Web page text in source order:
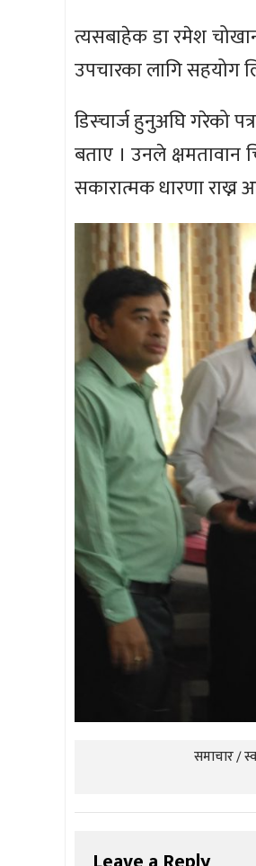
त्यसबाहेक डा रमेश
उपचारका लागि सहयोग
डिस्चार्ज हुनुअघि गरेको
बताए । उनले क्षमतावान
सकारात्मक धारणा राख्न
समाचार /